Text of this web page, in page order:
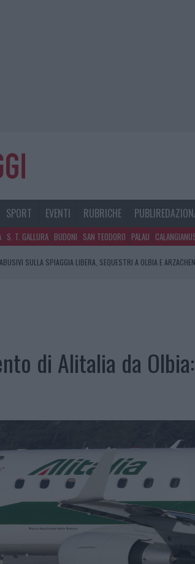
SPORT EVENTI RUBRICHE
S. T. GALLURA BUDONI SAN TEODORO PALAU
GUCCINI, IL MAESTRO CHE RIFIUTÒ LA COSTA SMERALDA
di Alitalia da